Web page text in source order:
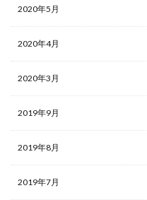
2020年5月
2020年4月
2020年3月
2019年9月
2019年8月
2019年7月